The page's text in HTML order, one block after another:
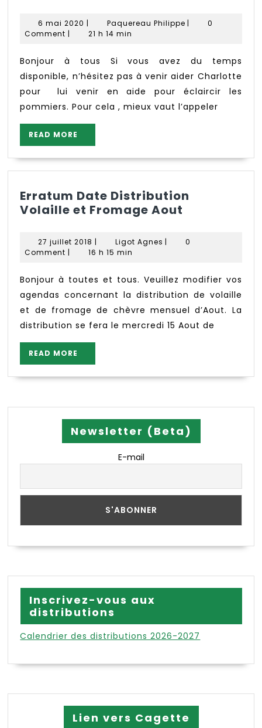
(
Si
on
veut
petit
Rappel
6 mai 2020 6
mai
| Paquereau PhilippePaquereau
|
0
Comment | 21 h 14 min
Bonjour à tous Si vous avez du temps
disponible, n’hésitez pas à venir aider Charlotte
pour lui venir en aide pour éclaircir les
pommiers. Pour cela , mieux vaut l’appeler
READ MORE
MORE
Erratum Date Distribution
Volaille et Fromage Aout
Distribution
Fromage
Aout
27 juillet 2018 27
juillet
| Ligot Agnes Ligot
|
0
Comment | 16 h 15 min
Bonjour à toutes et tous. Veuillez modifier vos
agendas concernant la distribution de volaille
et de fromage de chèvre mensuel d’Aout. La
distribution se fera le mercredi 15 Aout de
READ MORE
MORE
Newsletter (Beta)
E-mail
Inscrivez-vous aux
distributions
Calendrier des distributions 2026-2027
Lien vers Cagette